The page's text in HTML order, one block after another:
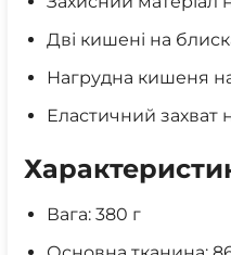
Дві кишені на
Нагрудна кишеня
Еластичний захват
Вага: 380 г